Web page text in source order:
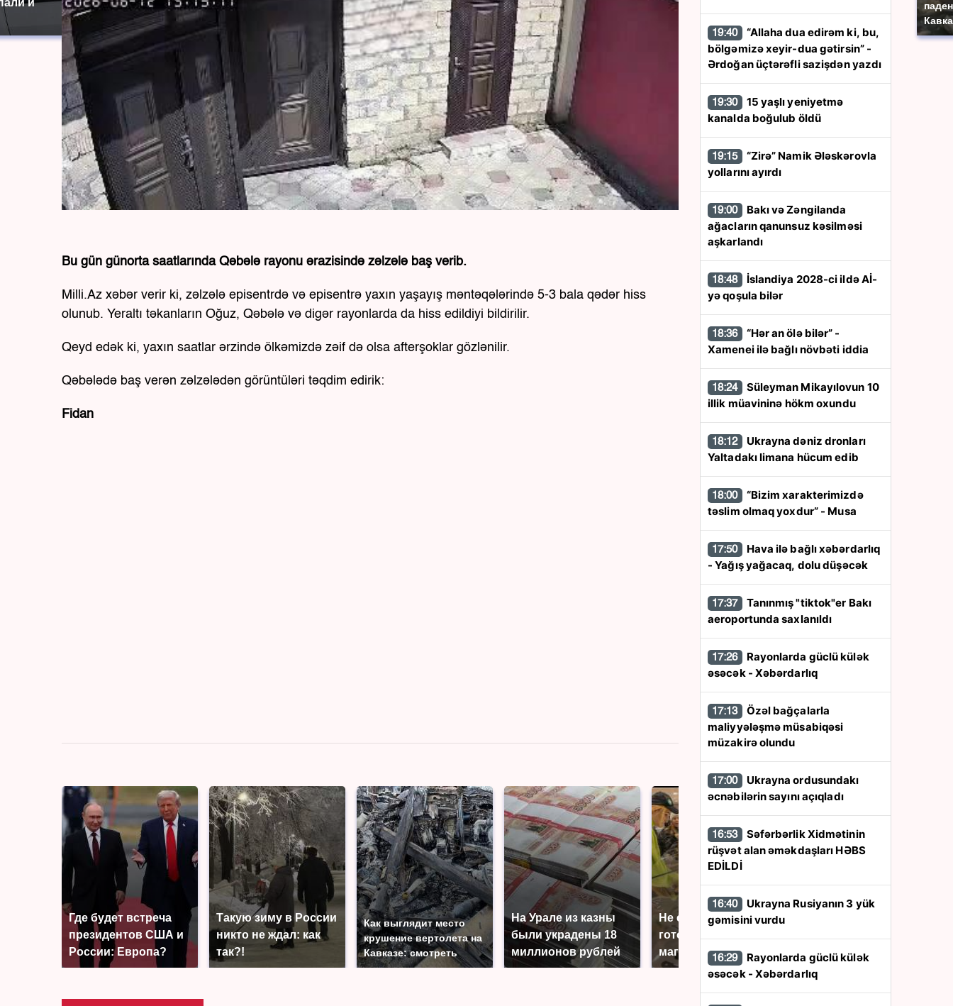
и
Bu gün günorta saatlarında Qəbələ rayonu ərazisində zəlzələ baş verib.
Milli.Az xəbər verir ki, zəlzələ episentrdə və episentrə yaxın yaşayış məntəqələrində 5-3 bala qədər hiss
olunub. Yeraltı təkanların Oğuz, Qəbələ və digər rayonlarda da hiss edildiyi bildirilir.
Qeyd edək ki, yaxın saatlar ərzində ölkəmizdə zəif də olsa afterşoklar gözlənilir.
Qəbələdə baş verən zəlzələdən görüntüləri təqdim edirik:
Fidan
Где будет встреча
президентов США и
России: Европа?
Такую зиму в России
никто не ждал: как
так?!
Как выглядит место
крушение вертолета на
Кавказе: смотреть
На Урале из казны
были украдены 18
миллионов рублей
Не ешьте эту
готовую еду из
магазина: список
криптомиллионера
19:40
bölgəmizə xeyir-dua gətirsin” -
Ərdoğan üçtərəfli sazişdən yazdı
19:30
kanalda boğulub öldü
19:15
yollarını ayırdı
19:00
ağacların qanunsuz kəsilməsi
aşkarlandı
18:48
yə qoşula bilər
18:36
Xamenei ilə bağlı növbəti iddia
18:24
illik müavininə hökm oxundu
18:12
Yaltadakı limana hücum edib
18:00
təslim olmaq yoxdur” - Musa
17:50
- Yağış yağacaq, dolu düşəcək
17:37
aeroportunda saxlanıldı
17:26
əsəcək - Xəbərdarlıq
17:13
maliyyələşmə müsabiqəsi
müzakirə olundu
17:00
əcnəbilərin sayını açıqladı
16:53
rüşvət alan əməkdaşları HƏBS
EDİLDİ
16:40
gəmisini vurdu
16:29
əsəcək - Xəbərdarlıq